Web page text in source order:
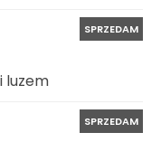
SPRZEDAM
luzem
SPRZEDAM